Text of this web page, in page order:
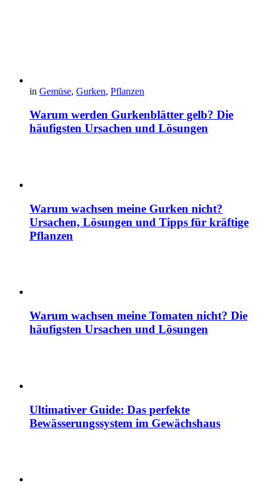
in Gemüse, Gurken, Pflanzen
Warum werden Gurkenblätter gelb? Die
häufigsten Ursachen und Lösungen
Warum wachsen meine Gurken nicht?
Ursachen, Lösungen und Tipps für kräftige
Pflanzen
Warum wachsen meine Tomaten nicht? Die
häufigsten Ursachen und Lösungen
Ultimativer Guide: Das perfekte
Bewässerungssystem im Gewächshaus